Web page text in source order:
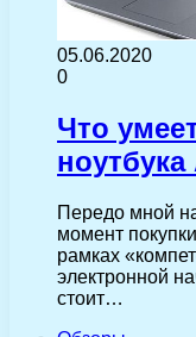
05.06.2020
0
Что
ноутбука
Передо мной
момент
рамках
электронной
стоит…